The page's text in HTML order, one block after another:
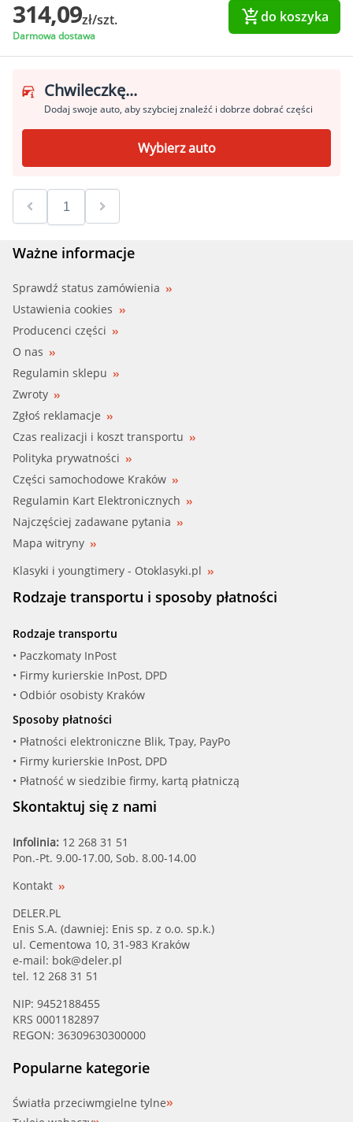
314,09zł/szt.
Darmowa dostawa
do koszyka
Chwileczkę...
Dodaj swoje auto, aby szybciej znaleźć i dobrze dobrać części
Wybierz auto
Ważne informacje
Sprawdź status zamówienia
Ustawienia cookies
Producenci części
O nas
Regulamin sklepu
Zwroty
Zgłoś reklamacje
Czas realizacji i koszt transportu
Polityka prywatności
Części samochodowe Kraków
Regulamin Kart Elektronicznych
Najczęściej zadawane pytania
Mapa witryny
Klasyki i youngtimery - Otoklasyki.pl
Rodzaje transportu i sposoby płatności
Rodzaje transportu
• Paczkomaty InPost
• Firmy kurierskie InPost, DPD
• Odbiór osobisty Kraków
Sposoby płatności
• Płatności elektroniczne Blik, Tpay, PayPo
• Firmy kurierskie InPost, DPD
• Płatność w siedzibie firmy, kartą płatniczą
Skontaktuj się z nami
Infolinia: 12 268 31 51
Pon.-Pt. 9.00-17.00, Sob. 8.00-14.00
Kontakt
DELER.PL
Enis S.A. (dawniej: Enis sp. z o.o. sp.k.)
ul. Cementowa 10, 31-983 Kraków
e-mail: bok@deler.pl
tel. 12 268 31 51
NIP: 9452188455
KRS 0001182897
REGON: 36309630300000
Popularne kategorie
Światła przeciwmgielne tylne